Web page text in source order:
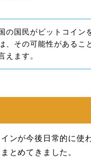
の国民がビットコイン
、その可能性があるこ
えます。
ンが今後日常的に使
とめてきました。